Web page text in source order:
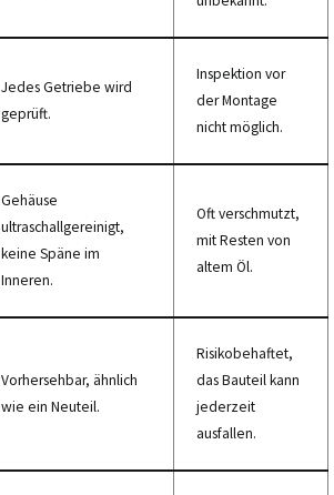
Jedes Getriebe wird
geprüft.
Inspektion vor
der Montage
nicht möglich.
Gehäuse
ultraschallgereinigt,
keine Späne im
Inneren.
Oft verschmutzt,
mit Resten von
altem Öl.
Vorhersehbar, ähnlich
wie ein Neuteil.
Risikobehaftet,
das Bauteil kann
jederzeit
ausfallen.